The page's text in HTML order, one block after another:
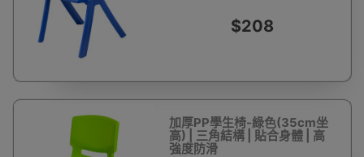
$208
加厚PP學生椅-綠色(35cm坐
高) | 三角結構 | 貼合身體 | 高
強度防滑